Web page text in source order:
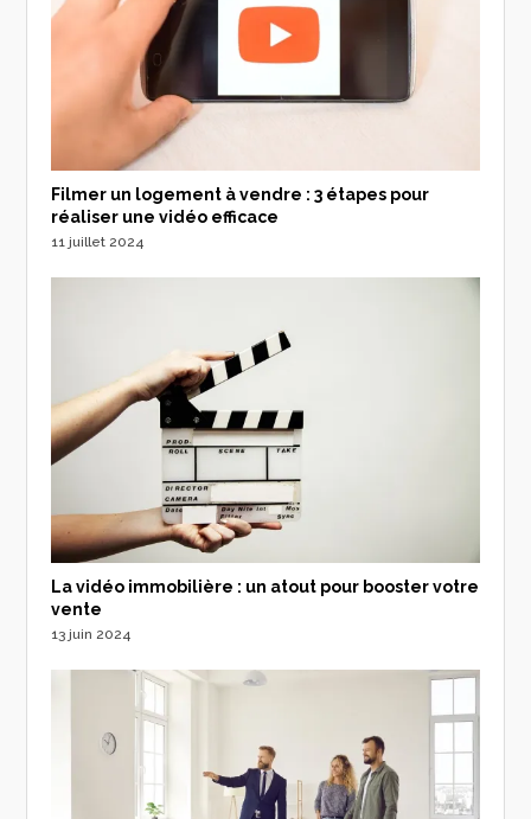
Filmer un logement à vendre : 3 étapes pour
réaliser une vidéo efficace
11 juillet 2024
La vidéo immobilière : un atout pour booster votre
vente
13 juin 2024